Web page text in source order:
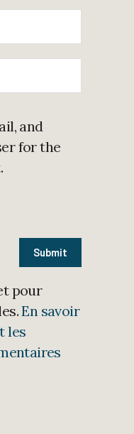
and
for the
pour
En savoir
les